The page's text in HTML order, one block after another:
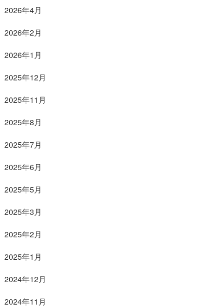
2026年4月
2026年2月
2026年1月
2025年12月
2025年11月
2025年8月
2025年7月
2025年6月
2025年5月
2025年3月
2025年2月
2025年1月
2024年12月
2024年11月